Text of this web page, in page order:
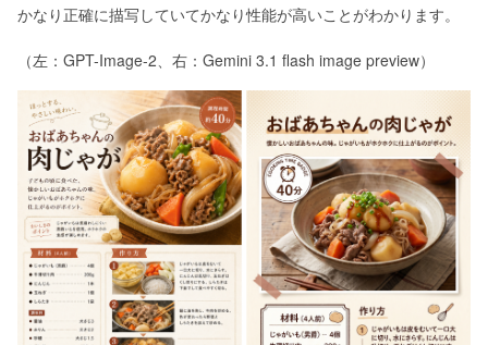
かなり正確に描写していてかなり性能が高いことがわかります。
（左：GPT-Image-2、右：Gemini 3.1 flash image preview）